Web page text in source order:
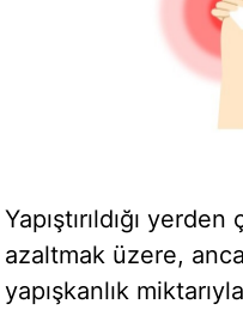
Yapıştırıldığı yerden
azaltmak üzere,
yapışkanlık